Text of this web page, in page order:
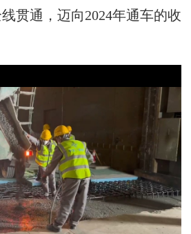
贯通，迈向2024年通车的收